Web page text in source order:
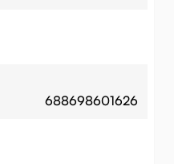
688698601626